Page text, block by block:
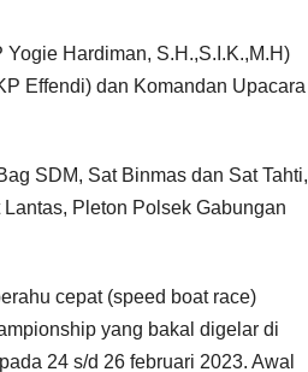
Hardiman, S.H.,S.I.K.,M.H)
Effendi) dan Komandan Upacara
SDM, Sat Binmas dan Sat Tahti,
Pleton Polsek Gabungan
cepat (speed boat race)
yang bakal digelar di
24 s/d 26 februari 2023. Awal